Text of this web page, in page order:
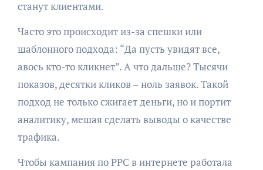
станут клиентами.
Часто это происходит из-за спешки или
шаблонного подхода: “Да пусть увидят все,
авось кто-то кликнет”. А что дальше? Тысячи
показов, десятки кликов – ноль заявок. Такой
подход не только сжигает деньги, но и портит
аналитику, мешая сделать выводы о качестве
трафика.
Чтобы кампания по PPC в интернете работала